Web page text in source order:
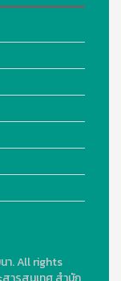
า. All rights